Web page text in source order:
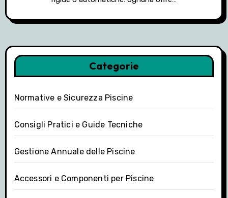
Categorie
Normative e Sicurezza Piscine
Consigli Pratici e Guide Tecniche
Gestione Annuale delle Piscine
Accessori e Componenti per Piscine